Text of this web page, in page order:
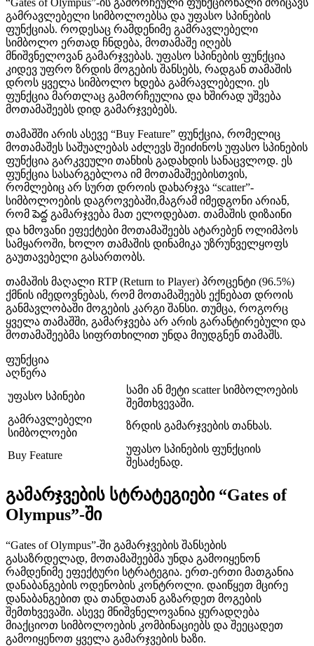
“Gates of Olympus”-ის გამორჩეული ფუნქციონალი მოიცავს
გამრავლებელი სიმბოლოებსა და უფასო სპინების
ფუნქციას. როდესაც რამდენიმე გამრავლებელი
სიმბოლო ერთად ჩნდება, მოთამაშე იღებს
მნიშვნელოვან გამარჯვებას. უფასო სპინების ფუნქცია
კიდევ უფრო ზრდის მოგების შანსებს, რადგან თამაშის
დროს ყველა სიმბოლო ხდება გამრავლებელი. ეს
ფუნქცია მართლაც გამორჩეულია და ხშირად უშვება
მოთამაშეებს დიდ გამარჯვებებს.
თამაშში არის ასევე “Buy Feature” ფუნქცია, რომელიც
მოთამაშეს საშუალებას აძლევს შეიძინოს უფასო სპინების
ფუნქცია გარკვეული თანხის გადახდის სანაცვლოდ. ეს
ფუნქცია სასარგებლოა იმ მოთამაშეებისთვის,
რომლებიც არ სურთ დროის დახარჯვა “scatter”-
სიმბოლოების დაგროვებაში,მაგრამ იმედგონი არიან,
რომ పెద్ద გამარჯვება მათ ელოდებათ. თამაშის დიზაინი
და ხმოვანი ეფექტები მოთამაშეებს ატარებენ ოლიმპოს
სამყაროში, ხოლო თამაშის დინამიკა უზრუნველყოფს
გაუთავებელი გასართობს.
თამაშის მაღალი RTP (Return to Player) პროცენტი (96.5%)
ქმნის იმედოვნებას, რომ მოთამაშეებს ექნებათ დროის
განმავლობაში მოგების კარგი შანსი. თუმცა, როგორც
ყველა თამაშში, გამარჯვება არ არის გარანტირებული და
მოთამაშეებმა სიფრთხილით უნდა მიუდგნენ თამაშს.
ფუნქცია
აღწერა
უფასო სპინები
სამი ან მეტი scatter სიმბოლოების
შემთხვევაში.
გამრავლებელი
სიმბოლოები
ზრდის გამარჯვების თანხას.
Buy Feature
უფასო სპინების ფუნქციის
შესაძენად.
გამარჯვების სტრატეგიები “Gates of
Olympus”-ში
“Gates of Olympus”-ში გამარჯვების შანსების
გასაზრდელად, მოთამაშეებმა უნდა გამოიყენონ
რამდენიმე ეფექტური სტრატეგია. ერთ-ერთი მათგანია
დანაბანგების ოდენობის კონტროლი. დაიწყეთ მცირე
დანაბანგებით და თანდათან გაზარდეთ მოგების
შემთხვევაში. ასევე მნიშვნელოვანია ყურადღება
მიაქციოთ სიმბოლოების კომბინაციებს და შეეცადეთ
გამოიყენოთ ყველა გამარჯვების ხაზი.